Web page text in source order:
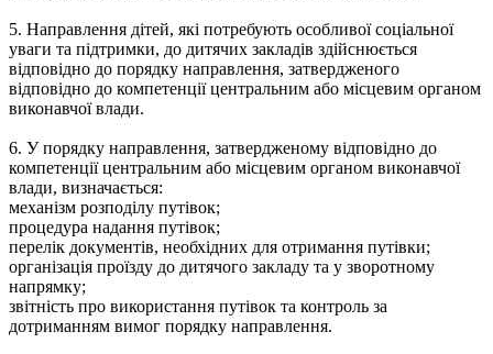
5. Направлення дітей, які потребують особливої соціальної
уваги та підтримки, до дитячих закладів здійснюється
відповідно до порядку направлення, затвердженого
відповідно до компетенції центральним або місцевим органом
виконавчої влади.
6. У порядку направлення, затвердженому відповідно до
компетенції центральним або місцевим органом виконавчої
влади, визначається:
механізм розподілу путівок;
процедура надання путівок;
перелік документів, необхідних для отримання путівки;
організація проїзду до дитячого закладу та у зворотному
напрямку;
звітність про використання путівок та контроль за
дотриманням вимог порядку направлення.